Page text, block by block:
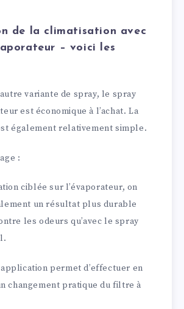
de la climatisation avec
– voici les
variante de spray, le spray
est économique à l’achat. La
également relativement simple.
:
ciblée sur l’évaporateur, on
un résultat plus durable
les odeurs qu’avec le spray
permet d’effectuer en
changement pratique du filtre à